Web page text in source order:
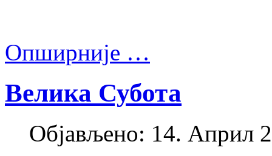
Опширније …
Велика Субота
Објављено: 14. Април